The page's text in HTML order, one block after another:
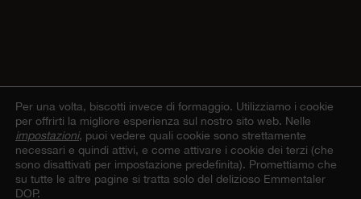
Per una volta, biscotti invece di formaggio. Utilizziamo i cookie
per offrirti la migliore esperienza sul nostro sito web. Nelle
impostazioni, puoi vedere quali cookie sono strettamente
necessari e quindi attivi, e come attivare i cookie dei terzi (che
sono disattivati per impostazione predefinita). Promettiamo che
su tutte le altre pagine si tratta solo del delizioso Emmentaler
DOP.